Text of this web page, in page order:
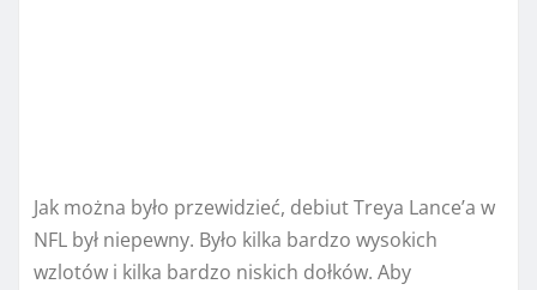
Jak można było przewidzieć, debiut Treya Lance’a w
NFL był niepewny. Było kilka bardzo wysokich
wzlotów i kilka bardzo niskich dołków. Aby